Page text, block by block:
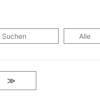
Suchen Alle
≫